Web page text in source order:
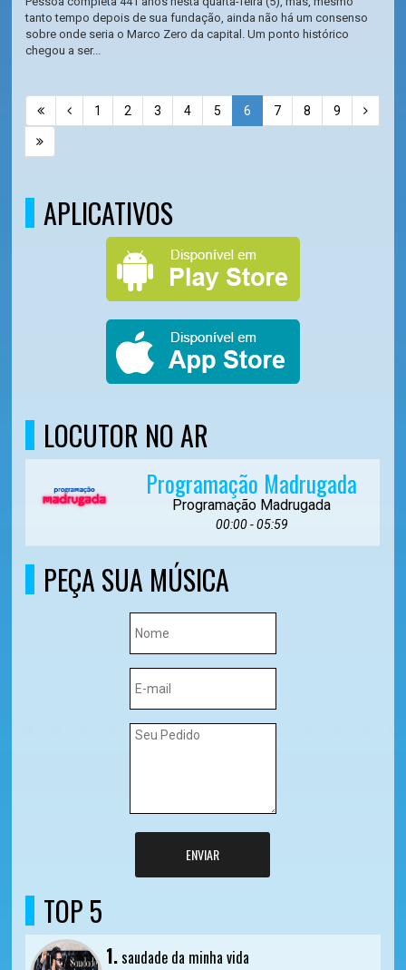
tanto tempo depois de sua fundação, ainda não há um consenso
sobre onde seria o Marco Zero da capital. Um ponto histórico
chegou a ser...
1 2 3 4 5 6 7 8 9
APLICATIVOS
LOCUTOR NO AR
Programação Madrugada
Programação Madrugada
00:00 - 05:59
PEÇA SUA MÚSICA
ENVIAR
TOP 5
1.saudade da minha vida